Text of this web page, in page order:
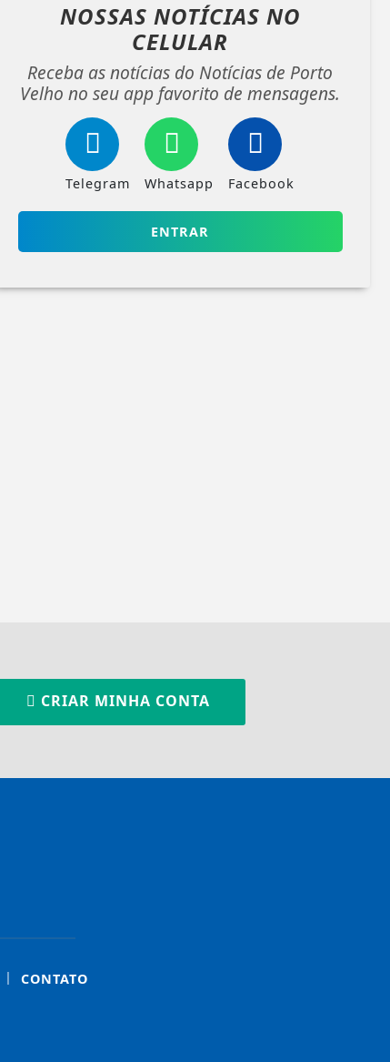
NOSSAS NOTÍCIAS NO
CELULAR
Receba as notícias do Notícias de Porto
Velho no seu app favorito de mensagens.
Telegram Whatsapp Facebook
ENTRAR
CRIAR MINHA CONTA
| CONTATO